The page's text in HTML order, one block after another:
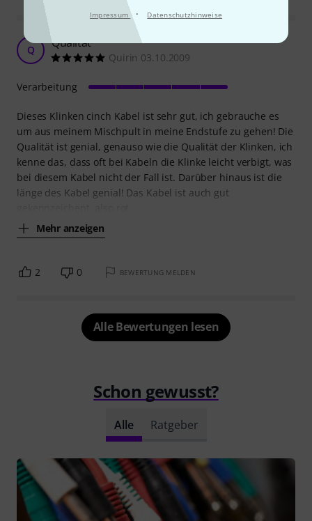
Impressum · Datenschutzhinweise
Q Qualität
Quirin 03.10.2009
Dieses Klinken cinch Kabel ist sehr gut, ich gebrauche es
um aus meinem Mischpult in meine Endstufe zu gehen! Die
Qualität ist genial, genauso wie die Qualität der Klinken, ich
kenne das, dass oft bei Kabeln die Klinke leicht verbigt, was
bei diesem Kabel nicht der Fall ist. Darüber hinaus ist die
länge des Kabel genial! Das Kabel ist auch gut
Mehr anzeigen
Verarbeitung
2 0 BEWERTUNG MELDEN
Alle Bewertungen lesen
Schon gewusst?
Alle Ratgeber